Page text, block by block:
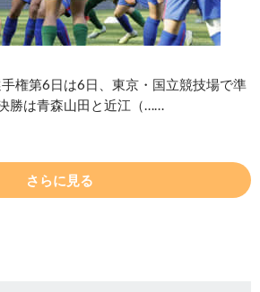
権第6日は6日、東京・国立競技場で準
勝は青森山田と近江（……
さらに見る